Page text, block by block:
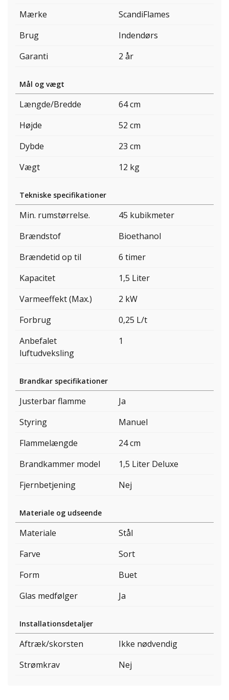
Mærke
ScandiFlames
Brug
Indendørs
Garanti
2 år
Mål og vægt
Længde/Bredde
64 cm
Højde
52 cm
Dybde
23 cm
Vægt
12 kg
Tekniske specifikationer
Min. rumstørrelse.
45 kubikmeter
Brændstof
Bioethanol
Brændetid op til
6 timer
Kapacitet
1,5 Liter
Varmeeffekt (Max.)
2 kW
Forbrug
0,25 L/t
Anbefalet
luftudveksling
1
Brandkar specifikationer
Justerbar flamme
Ja
Styring
Manuel
Flammelængde
24 cm
Brandkammer model
1,5 Liter Deluxe
Fjernbetjening
Nej
Materiale og udseende
Materiale
Stål
Farve
Sort
Form
Buet
Glas medfølger
Ja
Installationsdetaljer
Aftræk/skorsten
Ikke nødvendig
Strømkrav
Nej